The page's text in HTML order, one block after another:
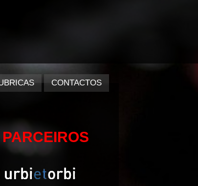
CONTACTOS
PARCEIROS